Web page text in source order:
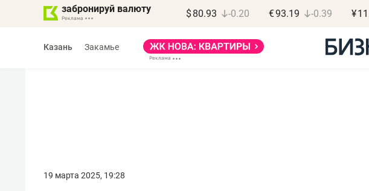
забронируй валюту $ 80.93 -0.20 €93.19 -0.39 ¥
Казань Закамье
19 марта 2025, 19:28